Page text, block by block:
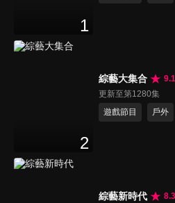
1
2
綜藝大集合
9.1
更新至第1280集
遊戲節目
戶外
綜藝新時代
8.3